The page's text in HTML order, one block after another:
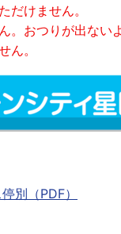
だけません。
。おつりが出ない
ん。
別（PDF）